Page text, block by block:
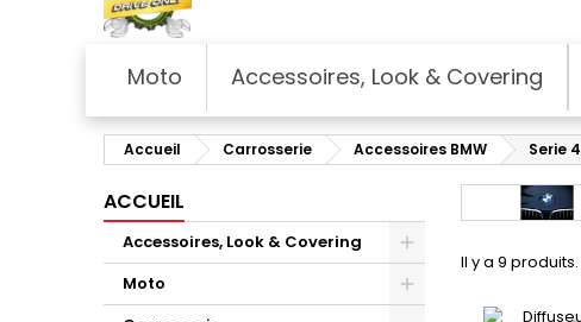
Moto Accessoires, Look & Covering
Accueil Carrosserie Accessoires BMW Serie 4
ACCUEIL
Accessoires, Look & Covering
Moto
Il y a 9 produits.